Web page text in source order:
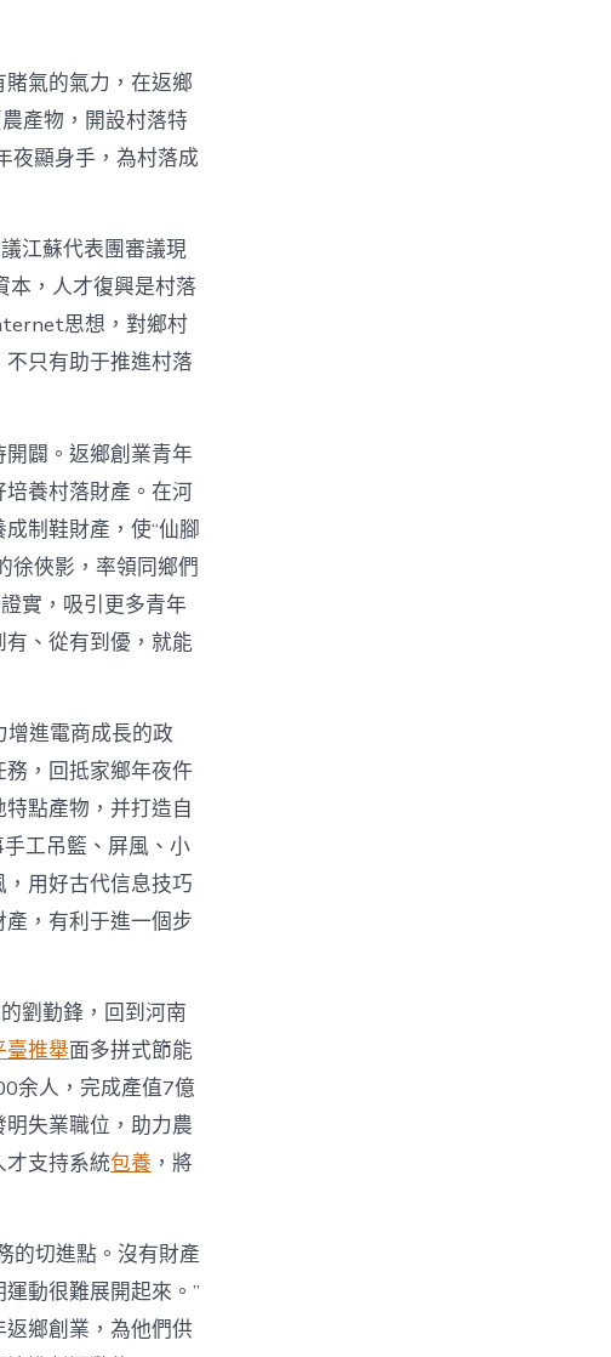
氣的氣力，在返鄉
產物，開設村落特
夜顯身手，為村落成
江蘇代表團審議現
本，人才復興是村落
思想，對鄉村
只有助于推進村落
闢。返鄉創業青年
養村落財產。在河
制鞋財產，使“仙腳
徐俠影，率領同鄉們
實，吸引更多青年
、從有到優，就能
增進電商成長的政
，回抵家鄉年夜仵
點產物，并打造自
工吊籃、屏風、小
用好古代信息技巧
，有利于進一個步
劉勤鋒，回到河南
臺推舉面多拼式節能
余人，完成產值7億
失業職位，助力農
支持系統包養 ，將
的切進點。沒有財產
動很難展開起來。”
鄉創業，為他們供